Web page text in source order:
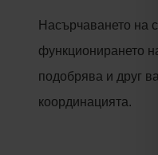
Насърчаването на
функционирането
подобрява и друг
координацията.